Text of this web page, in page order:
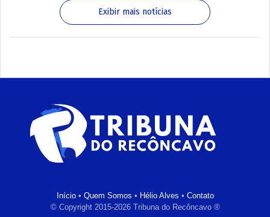
Exibir mais notícias
Início• Quem Somos • Hélio Alves • Contato
© Copyright 2015-2026 Tribuna do Recôncavo ®